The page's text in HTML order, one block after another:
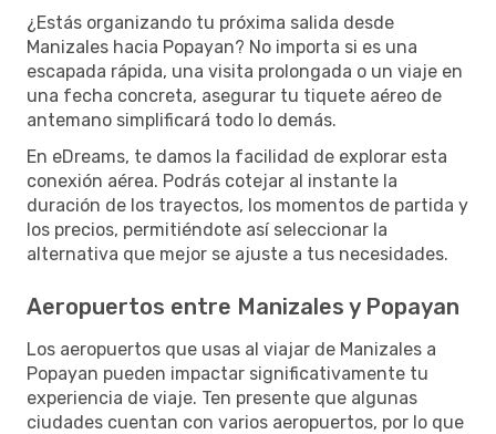
¿Estás organizando tu próxima salida desde
Manizales hacia Popayan? No importa si es una
escapada rápida, una visita prolongada o un viaje en
una fecha concreta, asegurar tu tiquete aéreo de
antemano simplificará todo lo demás.
En eDreams, te damos la facilidad de explorar esta
conexión aérea. Podrás cotejar al instante la
duración de los trayectos, los momentos de partida y
los precios, permitiéndote así seleccionar la
alternativa que mejor se ajuste a tus necesidades.
Aeropuertos entre Manizales y Popayan
Los aeropuertos que usas al viajar de Manizales a
Popayan pueden impactar significativamente tu
experiencia de viaje. Ten presente que algunas
ciudades cuentan con varios aeropuertos, por lo que